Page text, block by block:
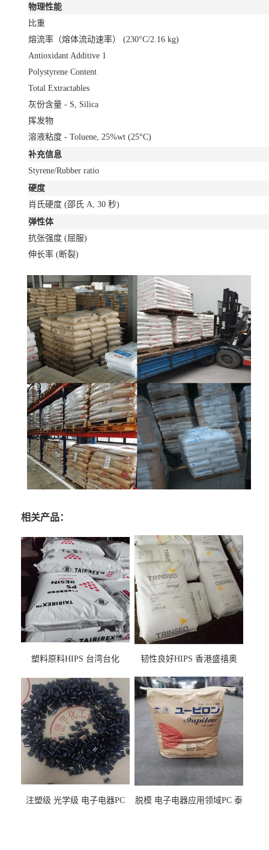
物理性能
比重
熔流率（熔体流动速率） (230°C/2.16 kg)
Antioxidant Additive 1
Polystyrene Content
Total Extractables
灰份含量 - S, Silica
挥发物
溶液粘度 - Toluene, 25%wt (25°C)
补充信息
Styrene/Rubber ratio
硬度
肖氏硬度 (邵氏 A, 30 秒)
弹性体
抗张强度 (屈服)
伸长率 (断裂)
相关产品：
塑料原料HIPS 台湾台化
用料
韧性良好HIPS 香港盛禧奥
注塑级 光学级 电子电器PC
脱模 电子电器应用领域PC 泰